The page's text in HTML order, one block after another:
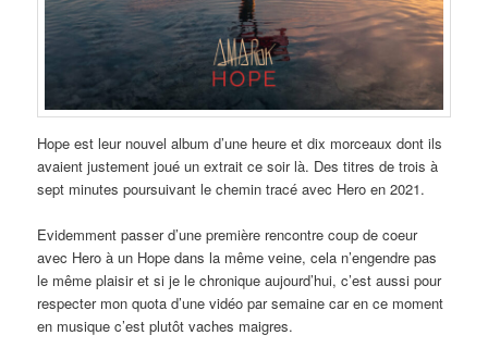
Hope est leur nouvel album d’une heure et dix morceaux dont ils
avaient justement joué un extrait ce soir là. Des titres de trois à
sept minutes poursuivant le chemin tracé avec Hero en 2021.
Evidemment passer d’une première rencontre coup de coeur
avec Hero à un Hope dans la même veine, cela n’engendre pas
le même plaisir et si je le chronique aujourd’hui, c’est aussi pour
respecter mon quota d’une vidéo par semaine car en ce moment
en musique c’est plutôt vaches maigres.